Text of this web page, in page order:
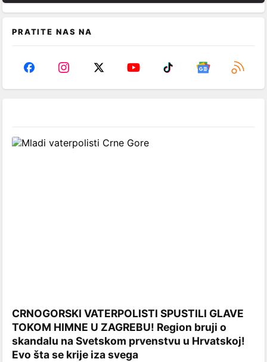
PRATITE NAS NA
CRNOGORSKI VATERPOLISTI SPUSTILI GLAVE
TOKOM HIMNE U ZAGREBU! Region bruji o
skandalu na Svetskom prvenstvu u Hrvatskoj!
Evo šta se krije iza svega